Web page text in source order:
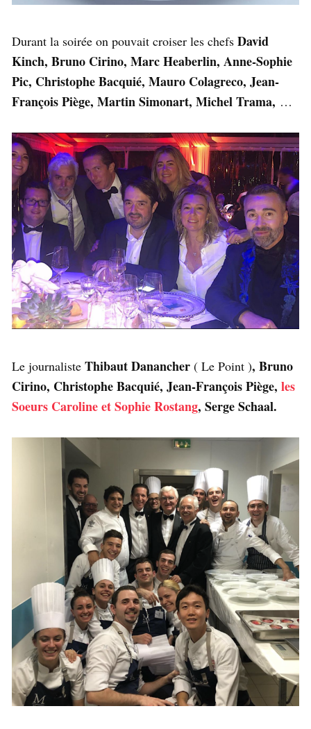
Durant la soirée on pouvait croiser les chefs David
Kinch, Bruno Cirino, Marc Heaberlin, Anne-Sophie
Pic, Christophe Bacquié, Mauro Colagreco, Jean-
François Piège, Martin Simonart, Michel Trama, …
Le journaliste Thibaut Danancher ( Le Point ), Bruno
Cirino, Christophe Bacquié, Jean-François Piège, les
Soeurs Caroline et Sophie Rostang, Serge Schaal.